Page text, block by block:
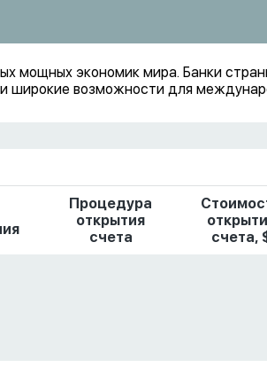
мощных экономик мира. Банки
широкие возможности для
Процедура
открытия
счета
счета,